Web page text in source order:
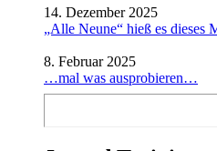
14. Dezember 2025
„Alle Neune“ hieß es dieses
8. Februar 2025
…mal was ausprobieren…